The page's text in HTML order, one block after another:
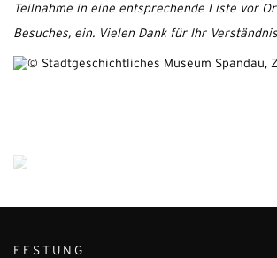
Teilnahme in eine entsprechende Liste vor
Besuches, ein. Vielen Dank für Ihr
FESTUNG